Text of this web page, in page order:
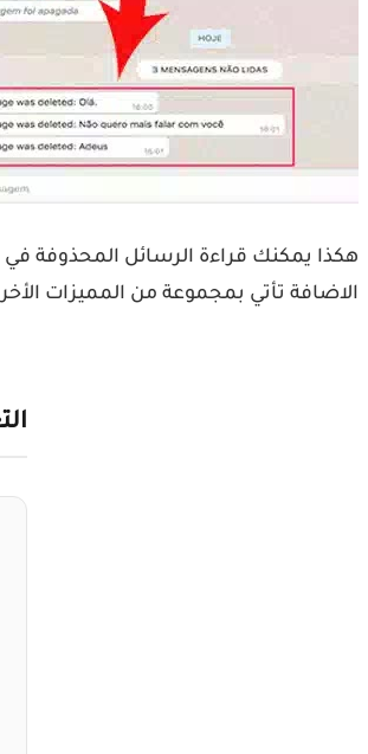
هكذا يمكنك قراءة الرسائل المحذوفة في
الاضافة تأتي بمجموعة من المميزات